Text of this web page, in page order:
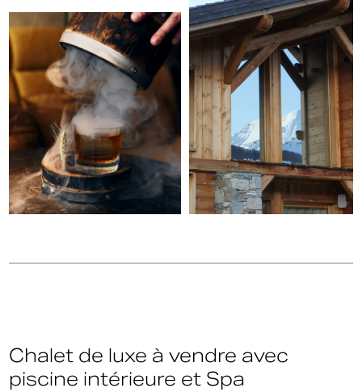
Chalet de luxe à vendre avec
piscine intérieure et Spa